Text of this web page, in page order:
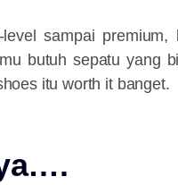
sampai
butuh sepatu yang
itu worth it banget.